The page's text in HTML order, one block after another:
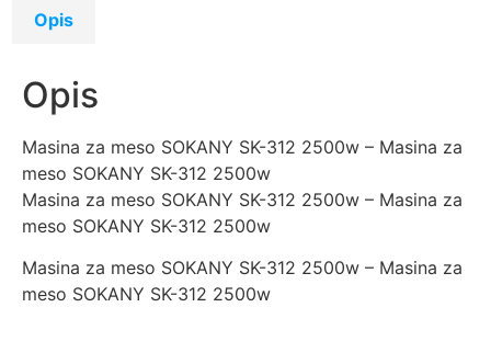
Opis
Opis
Masina za meso SOKANY SK-312 2500w – Masina za
meso SOKANY SK-312 2500w
Masina za meso SOKANY SK-312 2500w – Masina za
meso SOKANY SK-312 2500w
Masina za meso SOKANY SK-312 2500w – Masina za
meso SOKANY SK-312 2500w